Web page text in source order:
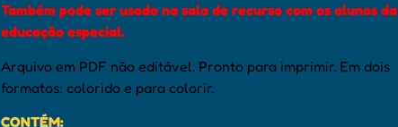
Também pode ser usado na sala de recurso com os alunos da
educação especial.
Arquivo em PDF não editável. Pronto para imprimir. Em dois
formatos: colorido e para colorir.
CONTÉM: